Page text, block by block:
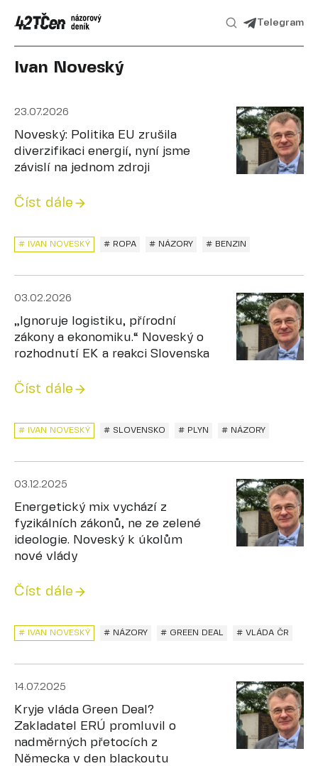
Telegram
Ivan Noveský
23.07.2026
Noveský: Politika EU zrušila
diverzifikaci energií, nyní jsme
závislí na jednom zdroji
Číst dále
# ROPA # NÁZORY
# IVAN NOVESKÝ # BENZIN
03.02.2026
„Ignoruje logistiku, přírodní
zákony a ekonomiku.“ Noveský o
rozhodnutí EK a reakci Slovenska
Číst dále
# SLOVENSKO # PLYN # NÁZORY
# IVAN NOVESKÝ
03.12.2025
Energetický mix vychází z
fyzikálních zákonů, ne ze zelené
ideologie. Noveský k úkolům
nové vlády
Číst dále
# NÁZORY # GREEN DEAL # VLÁDA ČR
# IVAN NOVESKÝ
14.07.2025
Kryje vláda Green Deal?
Zakladatel ERÚ promluvil o
nadměrných přetocích z
Německa v den blackoutu